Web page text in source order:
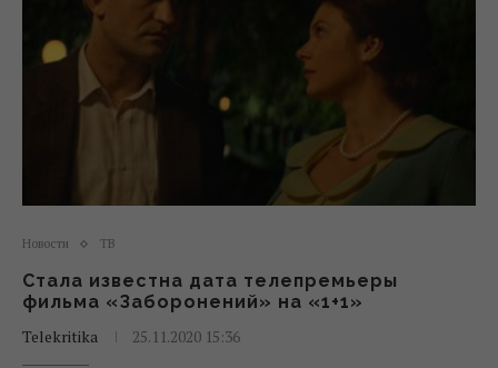
Новости ТВ
Стала известна дата телепремьеры
фильма «Заборонений» на «1+1»
Telekritika
25.11.2020 15:36